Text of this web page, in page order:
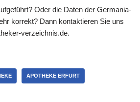
Oder die Daten der Germania-
korrekt? Dann kontaktieren Sie uns
verzeichnis.de.
APOTHEKE ERFURT